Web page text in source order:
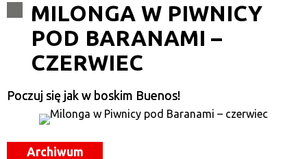
Kategoria
Trwające w zakresie
—
Miejsce
MILONGA W PIWNICY
POD BARANAMI –
CZERWIEC
Poczuj się jak w boskim Buenos!
Archiwum